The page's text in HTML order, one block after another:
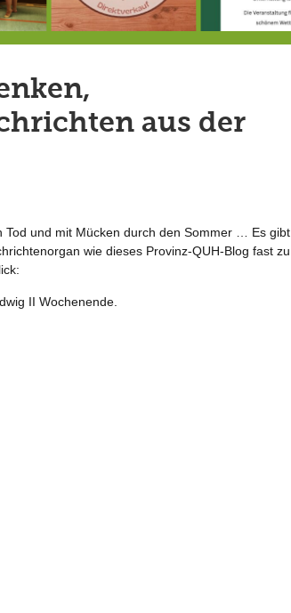
aus der
Tod und mit Mücken durch den Sommer … Es gibt
wie dieses Provinz-QUH-Blog fast zu
II Wochenende.